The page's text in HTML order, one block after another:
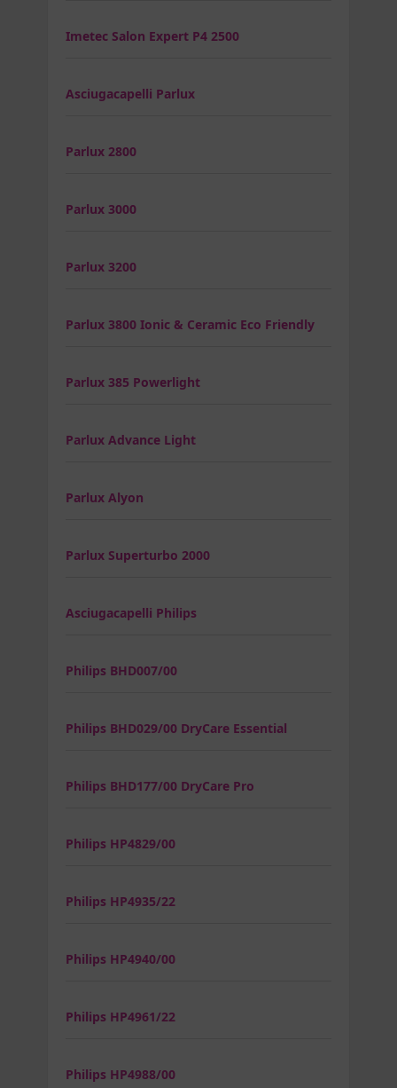
Imetec Salon Expert P4 2500
Asciugacapelli Parlux
Parlux 2800
Parlux 3000
Parlux 3200
Parlux 3800 Ionic & Ceramic Eco Friendly
Parlux 385 Powerlight
Parlux Advance Light
Parlux Alyon
Parlux Superturbo 2000
Asciugacapelli Philips
Philips BHD007/00
Philips BHD029/00 DryCare Essential
Philips BHD177/00 DryCare Pro
Philips HP4829/00
Philips HP4935/22
Philips HP4940/00
Philips HP4961/22
Philips HP4988/00